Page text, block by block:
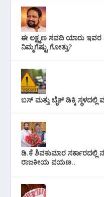
ಈ ಲಕ್ಷ್ಮಣ ಸವದಿ ಯಾರು ಇವರ
ನಿಮ್ಮಗೆಷ್ಟು ಗೋತ್ತು?
ಬಸ್ ಮತ್ತು ಬೈಕ್ ಡಿಕ್ಕಿ ಸ್ಥಳದಲ್ಲಿ
ಡಿ.ಕೆ ಶಿವಕುಮಾರ ಸರ್ಕಾರದಲ್ಲಿ
ರಾಜಕೀಯ ಪಯಣ..